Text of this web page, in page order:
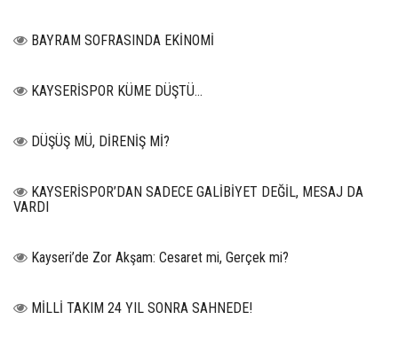
BAYRAM SOFRASINDA EKİNOMİ
KAYSERİSPOR KÜME DÜŞTÜ…
DÜŞÜŞ MÜ, DİRENİŞ Mİ?
KAYSERİSPOR’DAN SADECE GALİBİYET DEĞİL, MESAJ DA
VARDI
Kayseri’de Zor Akşam: Cesaret mi, Gerçek mi?
MİLLİ TAKIM 24 YIL SONRA SAHNEDE!